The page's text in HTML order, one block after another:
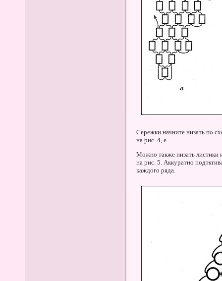
Сережки начните низать по
на рис. 4, е.
Можно также низать листики
на рис. 5. Аккуратно
каждого ряда.